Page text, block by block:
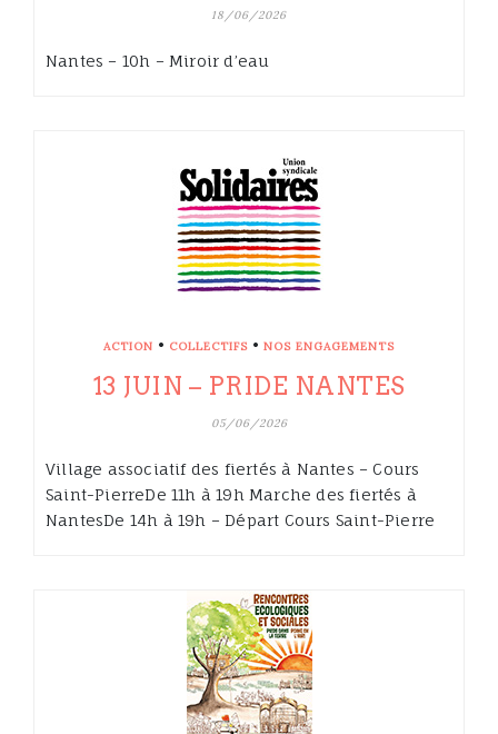
18/06/2026
Nantes – 10h – Miroir d’eau
ACTION • COLLECTIFS • NOS ENGAGEMENTS
13 JUIN – PRIDE NANTES
05/06/2026
Village associatif des fiertés à Nantes – Cours
Saint-PierreDe 11h à 19h Marche des fiertés à
NantesDe 14h à 19h – Départ Cours Saint-Pierre